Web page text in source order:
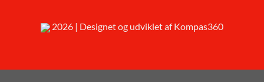
2026 | Designet og udviklet af Kompas360